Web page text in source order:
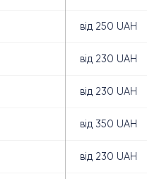
від 250 UAH
від 230 UAH
від 230 UAH
від 350 UAH
від 230 UAH